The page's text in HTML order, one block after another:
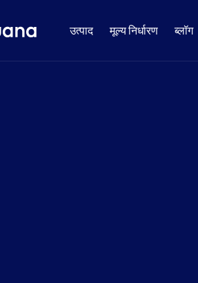
उत्पाद मूल्य निर्धारण ब्लॉग